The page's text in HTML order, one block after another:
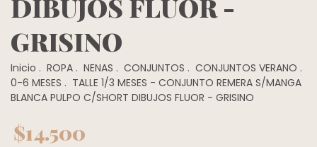
DIBUJOS FLUOR -
GRISINO
Inicio . ROPA . NENAS . CONJUNTOS . CONJUNTOS VERANO .
0-6 MESES . TALLE 1/3 MESES - CONJUNTO REMERA S/MANGA
BLANCA PULPO C/SHORT DIBUJOS FLUOR - GRISINO
$14.500